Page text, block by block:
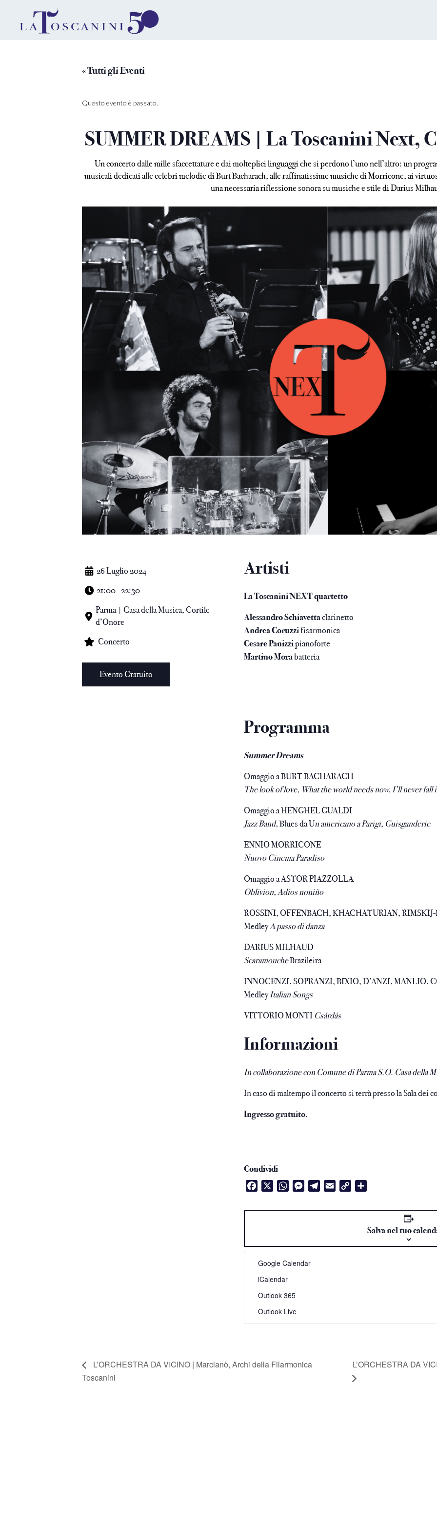
« Tutti gli Eventi
Questo evento è passato.
SUMMER DREAMS | La Toscanini Next,
Un concerto dalle mille sfaccettature e dai molteplici linguaggi che si perdono l’uno nell’altro: un
musicali dedicati alle celebri melodie di Burt Bacharach, alle raffinatissime musiche di Morricone, ai
una necessaria riflessione sonora su musiche e stile di Darius
26 Luglio 2024
21:00 - 22:30
Parma | Casa della Musica, Cortile
d’Onore
Concerto
Evento Gratuito
Artisti
La Toscanini NEXT quartetto
Alessandro Schiavettaclarinetto
Andrea Coruzzifisarmonica
Cesare Panizzipianoforte
Martino Morabatteria
Programma
Summer Dreams
Omaggio a BURT BACHARACH
The look of love, What the world needs now, I’ll never fall
Omaggio a HENGHEL GUALDI
Jazz Band, Blues da Un americano a Parigi, Guisganderie
ENNIO MORRICONE
Nuovo Cinema Paradiso
Omaggio a ASTOR PIAZZOLLA
Oblivion, Adios noniño
ROSSINI, OFFENBACH, KHACHATURIAN,
MedleyA passo di danza
DARIUS MILHAUD
ScaramoucheBrazileira
INNOCENZI, SOPRANZI, BIXIO, D’ANZI, MANLIO,
MedleyItalian Songs
VITTORIO MONTI Csárdás
Informazioni
In collaborazione con Comune di Parma S.O. Casa della
In caso di maltempo il concerto si terrà presso la Sala dei
Ingresso gratuito.
Condividi
Facebook
X WhatsAppMessenger
Telegram
Email
Copy
Salva nel tuo
Google Calendar
iCalendar
Outlook 365
Outlook Live
L’ORCHESTRA DA VICINO | Marcianò, Archi della Filarmonica
Toscanini
L’ORCHESTRA DA